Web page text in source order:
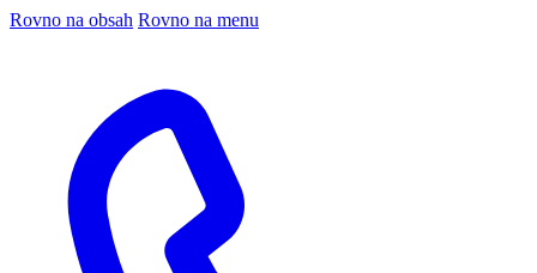
Rovno na obsah Rovno na menu